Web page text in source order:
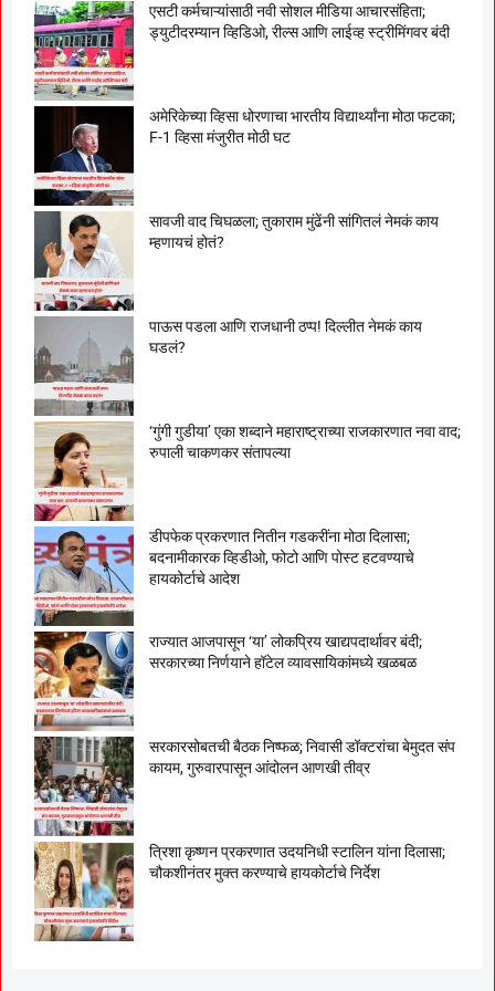
एसटी कर्मचाऱ्यांसाठी नवी सोशल मीडिया आचारसंहिता;
ड्युटीदरम्यान व्हिडिओ, रील्स आणि लाईव्ह स्ट्रीमिंगवर बंदी
अमेरिकेच्या व्हिसा धोरणाचा भारतीय विद्यार्थ्यांना मोठा फटका;
F-1 व्हिसा मंजुरीत मोठी घट
सावजी वाद चिघळला; तुकाराम मुंढेंनी सांगितलं नेमकं काय
म्हणायचं होतं?
पाऊस पडला आणि राजधानी ठप्प! दिल्लीत नेमकं काय
घडलं?
‘गुंगी गुडीया’ एका शब्दाने महाराष्ट्राच्या राजकारणात नवा वाद;
रुपाली चाकणकर संतापल्या
डीपफेक प्रकरणात नितीन गडकरींना मोठा दिलासा;
बदनामीकारक व्हिडीओ, फोटो आणि पोस्ट हटवण्याचे
हायकोर्टाचे आदेश
राज्यात आजपासून ‘या’ लोकप्रिय खाद्यपदार्थावर बंदी;
सरकारच्या निर्णयाने हॉटेल व्यावसायिकांमध्ये खळबळ
सरकारसोबतची बैठक निष्फळ; निवासी डॉक्टरांचा बेमुदत संप
कायम, गुरुवारपासून आंदोलन आणखी तीव्र
त्रिशा कृष्णन प्रकरणात उदयनिधी स्टालिन यांना दिलासा;
चौकशीनंतर मुक्त करण्याचे हायकोर्टाचे निर्देश